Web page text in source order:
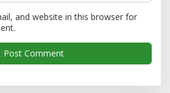
and website in this browser for